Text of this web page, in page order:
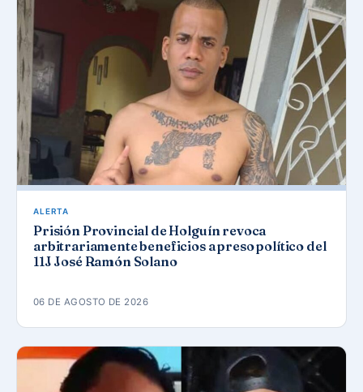
ALERTA
Prisión Provincial de Holguín revoca
arbitrariamente beneficios a preso político del
11J José Ramón Solano
06 DE AGOSTO DE 2026